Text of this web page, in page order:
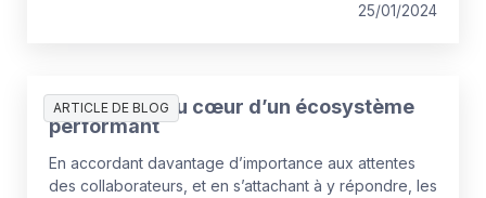
d’envisager la notion même de talent et ses25/01/2024
ARTICLE DE BLOG
Les talents, au cœur d’un écosystème
performant
En accordant davantage d’importance aux attentes
des collaborateurs, et en s’attachant à y répondre, les